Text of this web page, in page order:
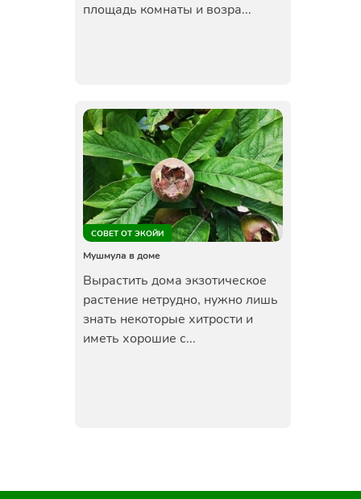
площадь комнаты и возра...
СОВЕТ ОТ ЭКОЙИ
Мушмула в доме
Вырастить дома экзотическое
растение нетрудно, нужно лишь
знать некоторые хитрости и
иметь хорошие с...